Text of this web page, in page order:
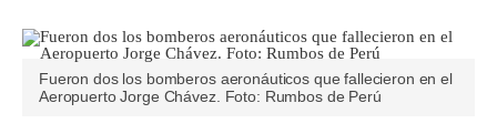
Fueron dos los bomberos aeronáuticos que fallecieron en el
Aeropuerto Jorge Chávez. Foto: Rumbos de Perú